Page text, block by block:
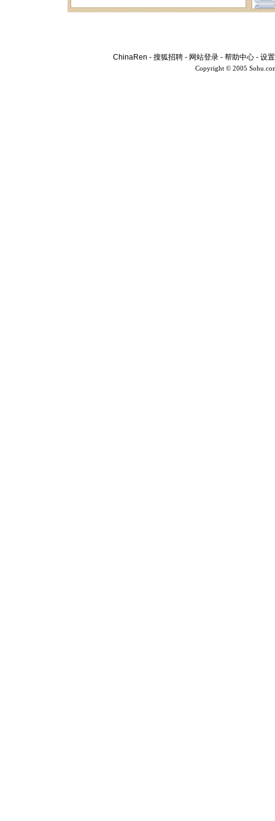
ChinaRen - 搜狐招聘 - 网站登录 - 帮助中心 - 设
Copyright © 2005